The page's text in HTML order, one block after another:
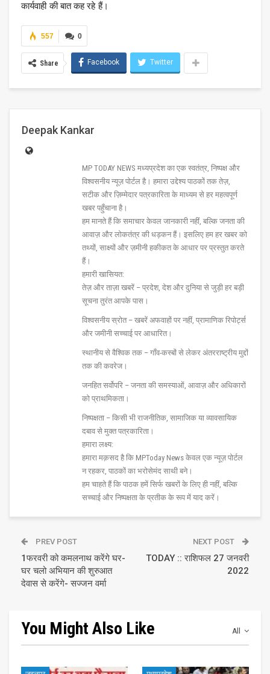
कार्यवाही की बात कह रहे हैं।
0
557
Share Facebook Twitter
Deepak Kankar
MP TODAY NEWS मध्यप्रदेश का एक स्वतंत्र, निष्पक्ष और
विश्वसनीय न्यूज़ पोर्टल है। हमारा उद्देश्य पाठकों तक तेज़,
सटीक और ज़िम्मेदार पत्रकारिता के माध्यम से हर महत्वपूर्ण
खबर पहुँचाना है।
हम मानते हैं कि समाचार केवल जानकारी नहीं, बल्कि जनता की
आवाज़ और लोकतंत्र की धड़कन हैं। इसलिए हम हर खबर को
तथ्यों, साक्ष्यों और ज़मीनी हकीकत के आधार पर प्रस्तुत करते
हैं।
हमारी खासियत:
तेज़ और ताज़ा खबरें – प्रदेश, देश और दुनिया से जुड़ी हर बड़ी
सूचना तुरंत आपके पास।
विश्वसनीय स्रोत – खबरें अफवाहों पर नहीं, प्रामाणिक रिपोर्ट्स
और जमीनी सच्चाई पर आधारित।
स्थानीय से वैश्विक तक – गाँव-कस्बों से लेकर अंतरराष्ट्रीय मुद्दों
तक की कवरेज।
जनहित सर्वोपरि – जनता की समस्याओं, आवाज़ और अधिकारों
को प्राथमिकता।
निष्पक्षता – किसी भी राजनीतिक, सामाजिक या व्यावसायिक
दबाव से मुक्त पत्रकारिता।
हमारा लक्ष्य:
हमारा मक़सद है कि MPToday News केवल एक न्यूज़ पोर्टल
न रहकर, पाठकों का भरोसेमंद साथी बने।
हम चाहते हैं कि पाठक हमें सिर्फ खबरों के लिए ही नहीं, बल्कि
सच्चाई और निष्पक्षता के प्रतीक के रूप में याद करें।
PREV POST
1फरवरी को कमलनाथ करेंगे घर-
घर चलो अभियान की शुरुआत
देवास से करेंगे- सज्जन वर्मा
NEXT POST
TODAY :: राशिफल 27 जनवरी
2022
All
You Might Also Like